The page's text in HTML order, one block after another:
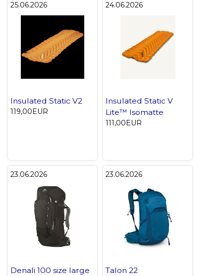
25.06.2026
Insulated Static V2
119,00EUR
24.06.2026
Insulated Static V
Lite™ Isomatte
111,00EUR
23.06.2026
Denali 100 size large
23.06.2026
Talon 22